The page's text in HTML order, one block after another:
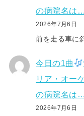
の病院名は…
2026年7月6日
前を走る車に
今日の1曲
リア・オー
の病院名は…
2026年7月6日